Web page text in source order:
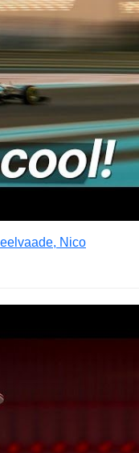
Nico